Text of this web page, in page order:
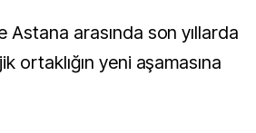
Astana arasında son yıllarda
ortaklığın yeni aşamasına